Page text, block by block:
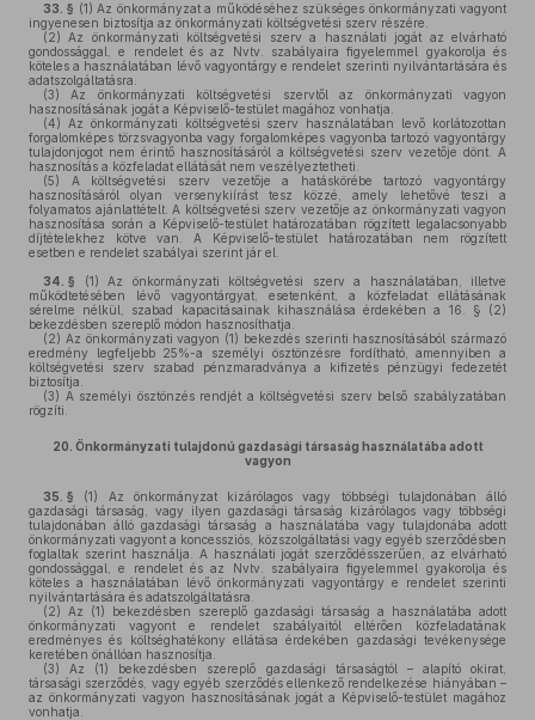
33. § (1) Az önkormányzat a működéséhez szükséges önkormányzati vagyont
ingyenesen biztosítja az önkormányzati költségvetési szerv részére.
(2) Az önkormányzati költségvetési szerv a használati jogát az elvárható
gondossággal, e rendelet és az Nvtv. szabályaira figyelemmel gyakorolja és
köteles a használatában lévő vagyontárgy e rendelet szerinti nyilvántartására és
adatszolgáltatásra.
(3) Az önkormányzati költségvetési szervtől az önkormányzati vagyon
hasznosításának jogát a Képviselő-testület magához vonhatja.
(4) Az önkormányzati költségvetési szerv használatában levő korlátozottan
forgalomképes törzsvagyonba vagy forgalomképes vagyonba tartozó vagyontárgy
tulajdonjogot nem érintő hasznosításáról a költségvetési szerv vezetője dönt. A
hasznosítás a közfeladat ellátását nem veszélyeztetheti.
(5) A költségvetési szerv vezetője a hatáskörébe tartozó vagyontárgy
hasznosításáról olyan versenykiírást tesz közzé, amely lehetővé teszi a
folyamatos ajánlattételt. A költségvetési szerv vezetője az önkormányzati vagyon
hasznosítása során a Képviselő-testület határozatában rögzített legalacsonyabb
díjtételekhez kötve van. A Képviselő-testület határozatában nem rögzített
esetben e rendelet szabályai szerint jár el.
34. § (1) Az önkormányzati költségvetési szerv a használatában, illetve
működtetésében lévő vagyontárgyat, esetenként, a közfeladat ellátásának
sérelme nélkül, szabad kapacitásainak kihasználása érdekében a 16. § (2)
bekezdésben szereplő módon hasznosíthatja.
(2) Az önkormányzati vagyon (1) bekezdés szerinti hasznosításából származó
eredmény legfeljebb 25%-a személyi ösztönzésre fordítható, amennyiben a
költségvetési szerv szabad pénzmaradványa a kifizetés pénzügyi fedezetét
biztosítja.
(3) A személyi ösztönzés rendjét a költségvetési szerv belső szabályzatában
rögzíti.
20. Önkormányzati tulajdonú gazdasági társaság használatába adott
vagyon
35. § (1)
Az önkormányzat kizárólagos vagy többségi tulajdonában álló
gazdasági társaság, vagy ilyen gazdasági társaság kizárólagos vagy többségi
tulajdonában álló gazdasági társaság a használatába vagy tulajdonába adott
önkormányzati vagyont a koncessziós, közszolgáltatási vagy egyéb szerződésben
foglaltak szerint használja. A használati jogát szerződésszerűen, az elvárható
gondossággal, e rendelet és az Nvtv. szabályaira figyelemmel gyakorolja és
köteles a használatában lévő önkormányzati vagyontárgy e rendelet szerinti
nyilvántartására és adatszolgáltatásra.
(2) Az (1) bekezdésben szereplő gazdasági társaság a használatába adott
önkormányzati vagyont e rendelet szabályaitól eltérően közfeladatának
eredményes és költséghatékony ellátása érdekében gazdasági tevékenysége
keretében önállóan hasznosítja.
(3) Az (1) bekezdésben szereplő gazdasági társaságtól – alapító okirat,
társasági szerződés, vagy egyéb szerződés ellenkező rendelkezése hiányában –
az önkormányzati vagyon hasznosításának jogát a Képviselő-testület magához
vonhatja.